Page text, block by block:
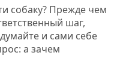
собаку? Прежде чем
шаг,
и сами себе
а зачем